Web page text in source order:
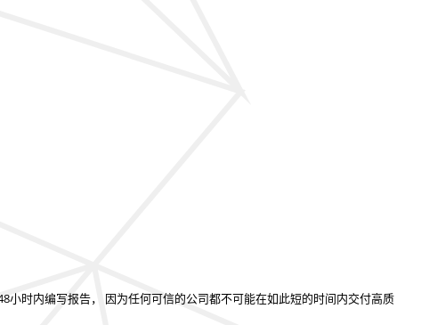
小时内编写报告， 因为任何可信的公司都不可能在如此短的时间内交付高质